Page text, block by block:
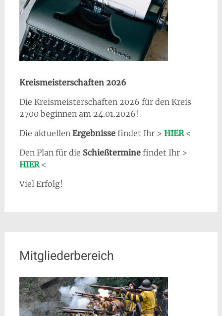
Kreismeisterschaften 2026
Die Kreismeisterschaften 2026 für den Kreis
2700 beginnen am 24.01.2026!
Die aktuellen Ergebnissefindet Ihr > HIER<
Den Plan für die Schießterminefindet Ihr >
HIER<
Viel Erfolg!
Mitgliederbereich